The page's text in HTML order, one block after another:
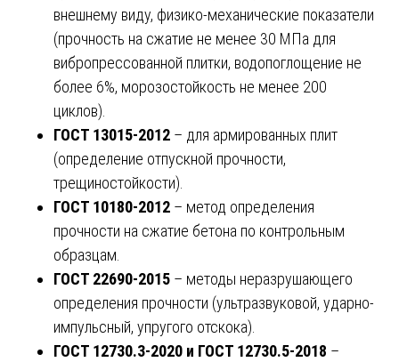
внешнему виду, физико-механические показатели
(прочность на сжатие не менее 30 МПа для
вибропрессованной плитки, водопоглощение не
более 6%, морозостойкость не менее 200
циклов).
ГОСТ 13015-2012 – для армированных плит
(определение отпускной прочности,
трещиностойкости).
ГОСТ 10180-2012 – метод определения
прочности на сжатие бетона по контрольным
образцам.
ГОСТ 22690-2015 – методы неразрушающего
определения прочности (ультразвуковой, ударно-
импульсный, упругого отскока).
ГОСТ 12730.3-2020 и ГОСТ 12730.5-2018 –